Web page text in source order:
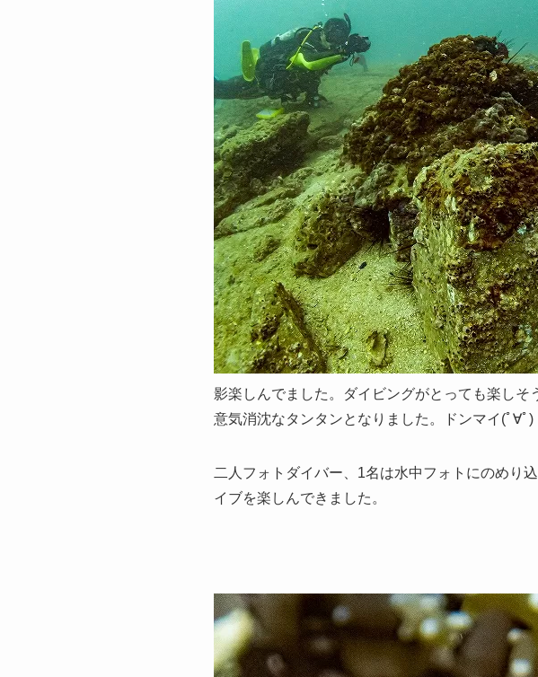
影楽しんでました。ダイビングがとっても楽し
意気消沈なタンタンとなりました。ドンマイ(ﾟ∀ﾟ)
二人フォトダイバー、1名は水中フォトにのめり
イブを楽しんできました。